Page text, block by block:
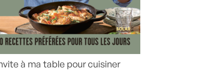
à ma table pour cuisiner